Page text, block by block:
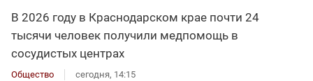
В 2026 году в Краснодарском крае почти 24
тысячи человек получили медпомощь в
сосудистых центрах
Общество сегодня, 14:15